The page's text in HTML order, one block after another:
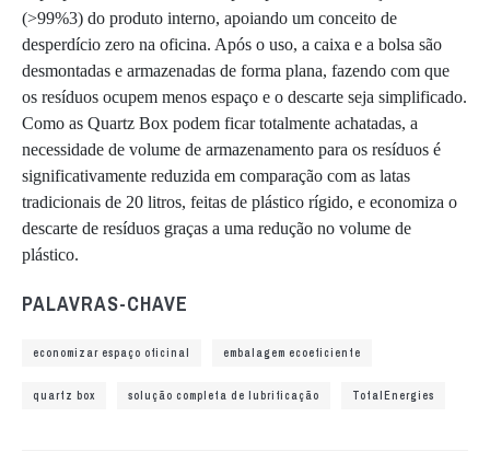
(>99%3) do produto interno, apoiando um conceito de
desperdício zero na oficina. Após o uso, a caixa e a bolsa são
desmontadas e armazenadas de forma plana, fazendo com que
os resíduos ocupem menos espaço e o descarte seja simplificado.
Como as Quartz Box podem ficar totalmente achatadas, a
necessidade de volume de armazenamento para os resíduos é
significativamente reduzida em comparação com as latas
tradicionais de 20 litros, feitas de plástico rígido, e economiza o
descarte de resíduos graças a uma redução no volume de
plástico.
PALAVRAS-CHAVE
economizar espaço oficinal embalagem ecoeficiente
quartz box solução completa de lubrificação TotalEnergies